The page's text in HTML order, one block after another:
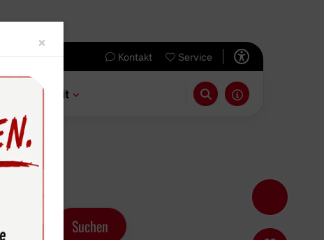
Kontakt Service
Fun & Freizeit
× Close